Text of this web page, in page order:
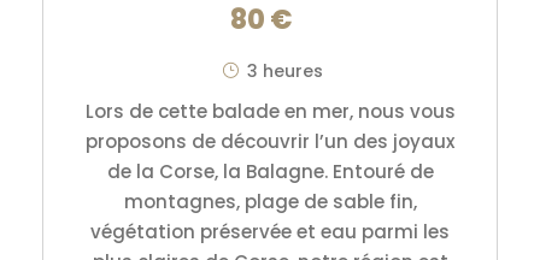
80 €
3 heures
Lors de cette balade en mer, nous vous
proposons de découvrir l’un des joyaux
de la Corse, la Balagne. Entouré de
montagnes, plage de sable fin,
végétation préservée et eau parmi les